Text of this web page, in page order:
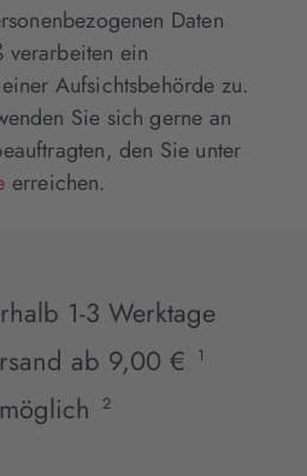
Daten
verarbeiten ein
Aufsichtsbehörde zu.
Sie sich gerne an
den Sie unter
erreichen.
1-3 Werktage
ab 9,00 €
1
2